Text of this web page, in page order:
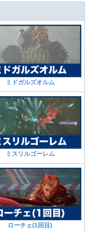
ミドガルズオルム
ミスリルゴーレム
ローチェ(1回目)